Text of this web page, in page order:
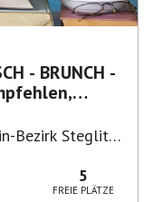
Bezirk Steglitz-
5
FREIE PLÄTZE